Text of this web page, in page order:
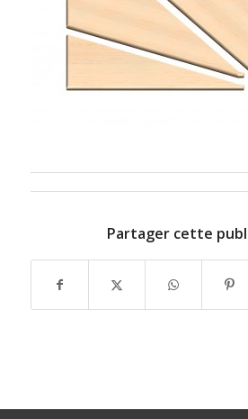
Partager cette